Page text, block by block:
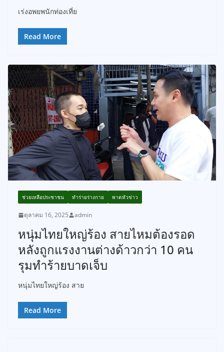
เร่งอพยพนักท่องเที่ย
Read More
ช่วยเหลือประชาชน ทำร่ายร่างกาย พาดหัวข่าว
ตุลาคม 16, 2025 admin
หนุ่มไทยใหญ่ร้อง สายไหมต้องรอด
หลังถูกแรงงานต่างด้าวกว่า 10 คน
รุมทำร้ายบาดเจ็บ
หนุ่มไทยใหญ่ร้อง สาย
Read More